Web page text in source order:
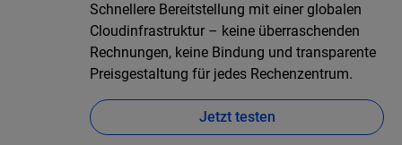
Schnellere Bereitstellung mit einer globalen
Cloudinfrastruktur – keine überraschenden
Rechnungen, keine Bindung und transparente
Preisgestaltung für jedes Rechenzentrum.
Jetzt testen